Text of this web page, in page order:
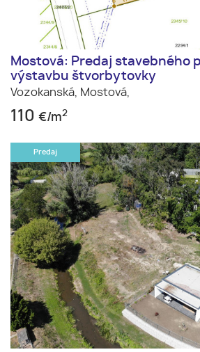
Mostová: Predaj stavebného
výstavbu štvorbytovky
Vozokanská, Mostová,
110 €/m2
Predaj